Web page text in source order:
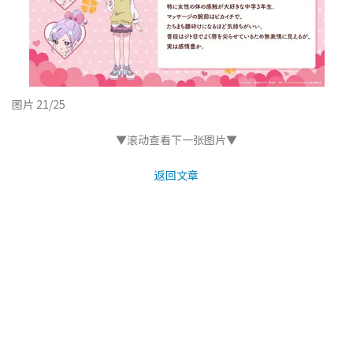
图片 21/25
▼滚动查看下一张图片▼
返回文章